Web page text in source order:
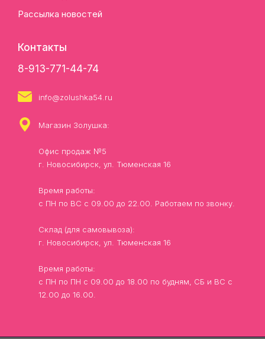
Рассылка новостей
Контакты
8-913-771-44-74
info@zolushka54.ru
Магазин Золушка:
Офис продаж №5
г. Новосибирск, ул. Тюменская 16
Время работы:
с ПН по ВС с 09.00 до 22.00. Работаем по звонку.
Склад (для самовывоза):
г. Новосибирск, ул. Тюменская 16
Время работы:
с ПН по ПН с 09.00 до 18.00 по будням, СБ и ВС с
12.00 до 16.00.